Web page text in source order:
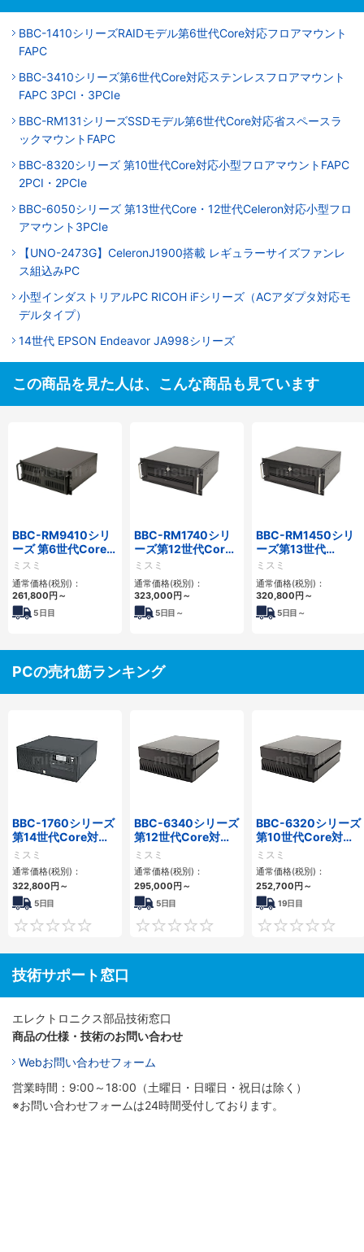
BBC-1410シリーズRAIDモデル第6世代Core対応フロアマウント
FAPC
BBC-3410シリーズ第6世代Core対応ステンレスフロアマウント
FAPC 3PCI・3PCIe
BBC-RM131シリーズSSDモデル第6世代Core対応省スペースラ
ックマウントFAPC
BBC-8320シリーズ 第10世代Core対応小型フロアマウントFAPC
2PCI・2PCIe
BBC-6050シリーズ 第13世代Core・12世代Celeron対応小型フロ
アマウント3PCIe
【UNO-2473G】CeleronJ1900搭載 レギュラーサイズファンレ
ス組込みPC
小型インダストリアルPC RICOH iFシリーズ（ACアダプタ対応モ
デルタイプ）
14世代 EPSON Endeavor JA998シリーズ
この商品を見た人は、こんな商品も見ています
BBC-RM9410シリ
ーズ 第6世代Core対
応ラックマウント
FAPC 3PCI・3PCIe
ミスミ
通常価格(税別)：
261,800円～
5日目
BBC-RM1740シリ
ーズ第12世代Core
省スペースラックマ
ウントFAPC4PCI・
3PCIe
ミスミ
通常価格(税別)：
323,000円～
5日目～
BBC-RM1450シリ
ーズ第13世代
Core・12世代
Celeron対応ラック
マウント4PCIe
ミスミ
通常価格(税別)：
320,800円～
5日目～
PCの売れ筋ランキング
BBC-1760シリーズ
第14世代Core対応
小型フロアマウント
3PCIe
ミスミ
通常価格(税別)：
322,800円～
5日目
0
BBC-6340シリーズ
第12世代Core対応
小型フロアマウント
PC2PCI/2PCIe
ミスミ
通常価格(税別)：
295,000円～
5日目
0
BBC-6320シリーズ
第10世代Core対応
小型フロアマウント
FAPC 2PCI・2PCIe
ミスミ
通常価格(税別)：
252,700円～
19日目
技術サポート窓口
エレクトロニクス部品技術窓口
商品の仕様・技術のお問い合わせ
Webお問い合わせフォーム
営業時間：9:00～18:00（土曜日・日曜日・祝日は除く）
※お問い合わせフォームは24時間受付しております。